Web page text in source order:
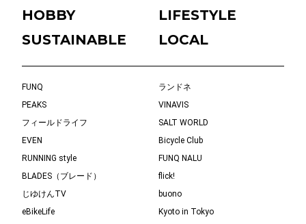
HOBBY
LIFESTYLE
SUSTAINABLE
LOCAL
FUNQ
ランドネ
PEAKS
VINAVIS
フィールドライフ
SALT WORLD
EVEN
Bicycle Club
RUNNING style
FUNQ NALU
BLADES（ブレード）
flick!
じゆけんTV
buono
eBikeLife
Kyoto in Tokyo